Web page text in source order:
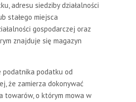
adresu siedziby działalności
stałego miejsca
gospodarczej oraz
znajduje się magazyn
podatnika podatku od
że zamierza dokonywać
towarów, o którym mowa w